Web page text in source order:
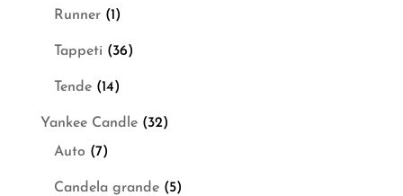
Runner (1)
Tappeti (36)
Tende (14)
Yankee Candle (32)
Auto (7)
Candela grande (5)